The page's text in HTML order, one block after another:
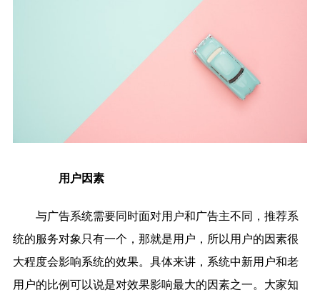
用户因素
与广告系统需要同时面对用户和广告主不同，推荐系
统的服务对象只有一个，那就是用户，所以用户的因素很
大程度会影响系统的效果。具体来讲，系统中新用户和老
用户的比例可以说是对效果影响最大的因素之一。大家知